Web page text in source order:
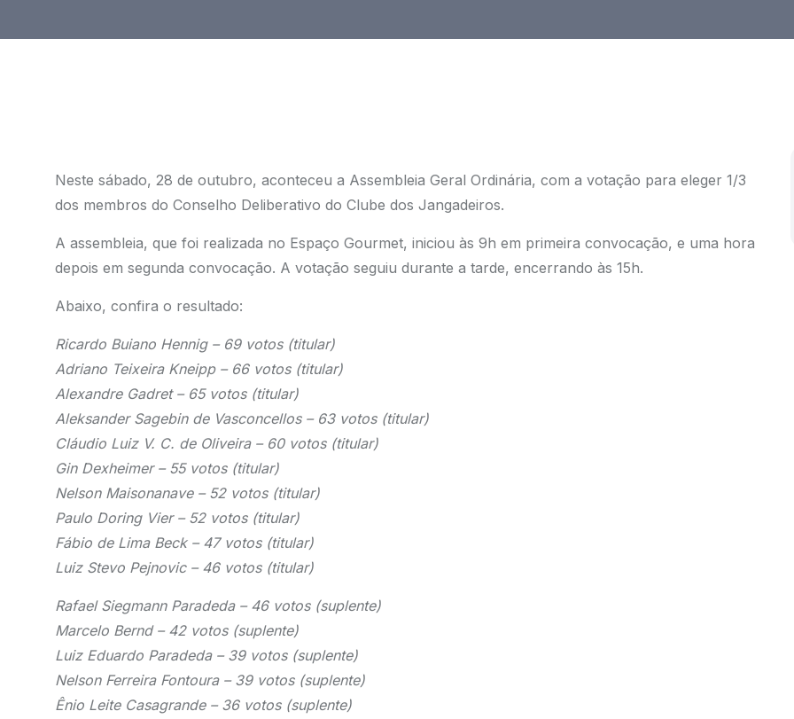
Neste sábado, 28 de outubro, aconteceu a Assembleia Geral Ordinária, com a votação para eleger 1/3
dos membros do Conselho Deliberativo do Clube dos Jangadeiros.
A assembleia, que foi realizada no Espaço Gourmet, iniciou às 9h em primeira convocação, e uma hora
depois em segunda convocação. A votação seguiu durante a tarde, encerrando às 15h.
Abaixo, confira o resultado:
Ricardo Buiano Hennig – 69 votos (titular)
Adriano Teixeira Kneipp – 66 votos (titular)
Alexandre Gadret – 65 votos (titular)
Aleksander Sagebin de Vasconcellos – 63 votos (titular)
Cláudio Luiz V. C. de Oliveira – 60 votos (titular)
Gin Dexheimer – 55 votos (titular)
Nelson Maisonanave – 52 votos (titular)
Paulo Doring Vier – 52 votos (titular)
Fábio de Lima Beck – 47 votos (titular)
Luiz Stevo Pejnovic – 46 votos (titular)
Rafael Siegmann Paradeda – 46 votos (suplente)
Marcelo Bernd – 42 votos (suplente)
Luiz Eduardo Paradeda – 39 votos (suplente)
Nelson Ferreira Fontoura – 39 votos (suplente)
Ênio Leite Casagrande – 36 votos (suplente)